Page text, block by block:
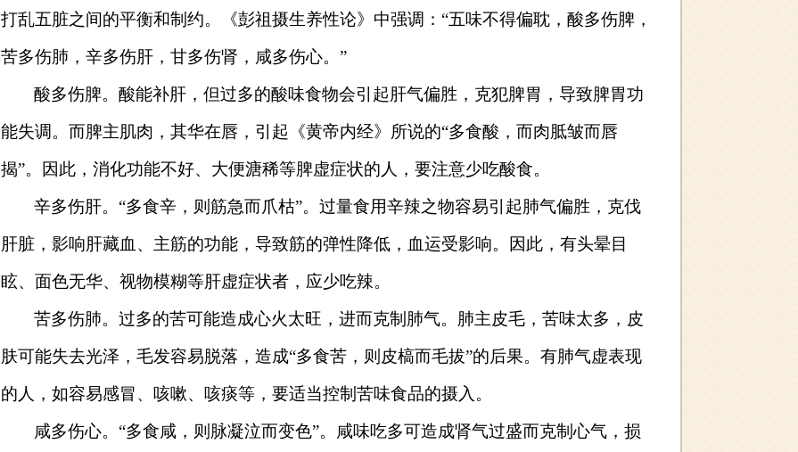
打乱五脏之间的平衡和制约。《彭祖摄生养性论》中强调：“五味不得偏耽，酸多伤脾，
苦多伤肺，辛多伤肝，甘多伤肾，咸多伤心。”
酸多伤脾。酸能补肝，但过多的酸味食物会引起肝气偏胜，克犯脾胃，导致脾胃功
能失调。而脾主肌肉，其华在唇，引起《黄帝内经》所说的“多食酸，而肉胝皱而唇
揭”。因此，消化功能不好、大便溏稀等脾虚症状的人，要注意少吃酸食。
辛多伤肝。 “多食辛，则筋急而爪枯”。过量食用辛辣之物容易引起肺气偏胜，克伐
肝脏，影响肝藏血、主筋的功能，导致筋的弹性降低，血运受影响。因此，有头晕目
眩、面色无华、视物模糊等肝虚症状者，应少吃辣。
苦多伤肺。过多的苦可能造成心火太旺，进而克制肺气。肺主皮毛，苦味太多，皮
肤可能失去光泽，毛发容易脱落，造成“多食苦，则皮槁而毛拔”的后果。有肺气虚表现
的人，如容易感冒、咳嗽、咳痰等，要适当控制苦味食品的摄入。
咸多伤心。 “多食咸，则脉凝泣而变色”。咸味吃多可造成肾气过盛而克制心气，损